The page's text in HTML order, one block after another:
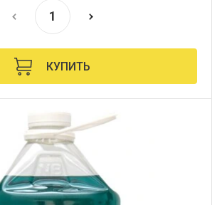
КУПИТЬ